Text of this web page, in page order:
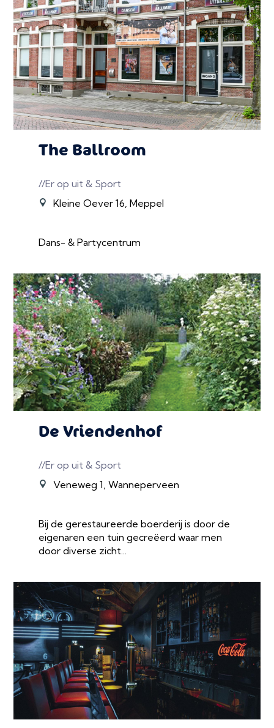
The Ballroom
//Er op uit & Sport
Kleine Oever 16, Meppel
Dans- & Partycentrum
De Vriendenhof
//Er op uit & Sport
Veneweg 1, Wanneperveen
Bij de gerestaureerde boerderij is door de
eigenaren een tuin gecreëerd waar men
door diverse zicht...